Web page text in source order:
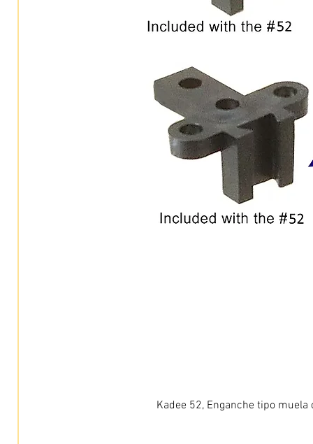
Kadee 52, Enganche tipo